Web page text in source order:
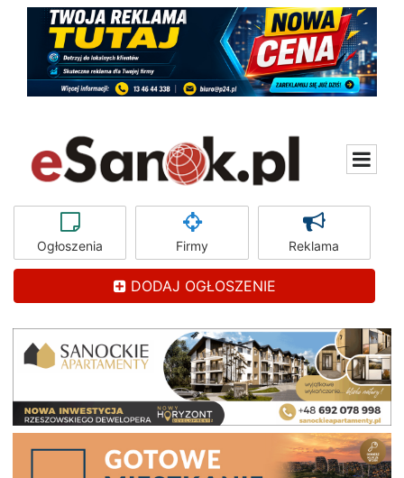
Ogłoszenia Firmy Reklama
DODAJ OGŁOSZENIE